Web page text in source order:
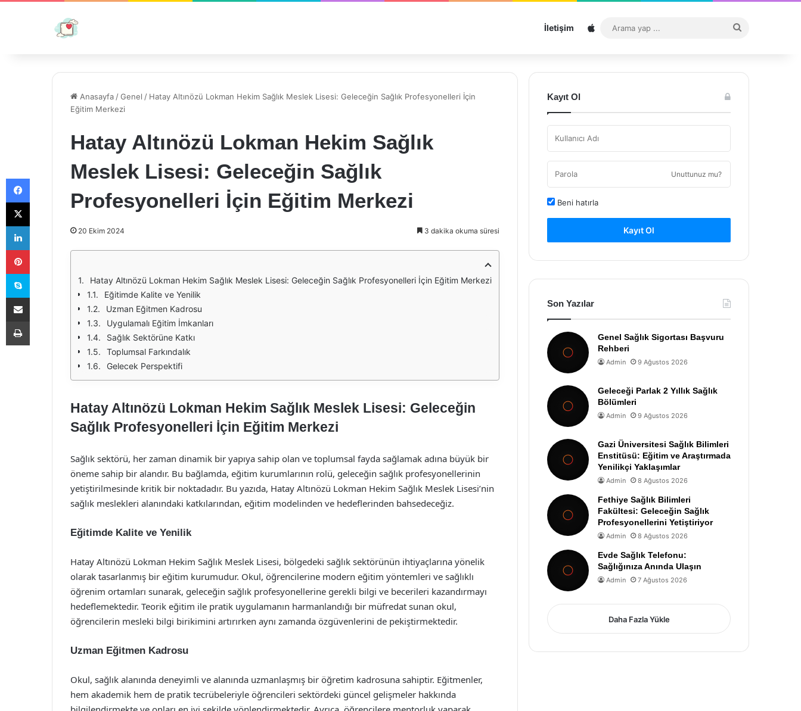
İletişim Sitemap
...
Anasayfa /Genel / Hatay Altınözü Lokman Hekim Sağlık Meslek Lisesi: Geleceğin Sağlık Profesyonelleri İçin
Eğitim Merkezi
Hatay Altınözü Lokman Hekim Sağlık
Meslek Lisesi: Geleceğin Sağlık
Profesyonelleri İçin Eğitim Merkezi
20 Ekim 2024 3 dakika okuma süresi
Hatay Altınözü Lokman Hekim Sağlık Meslek Lisesi: Geleceğin Sağlık Profesyonelleri İçin Eğitim Merkezi
Eğitimde Kalite ve Yenilik
Uzman Eğitmen Kadrosu
Uygulamalı Eğitim İmkanları
Sağlık Sektörüne Katkı
Toplumsal Farkındalık
Gelecek Perspektifi
Hatay Altınözü Lokman Hekim Sağlık Meslek Lisesi: Geleceğin
Sağlık Profesyonelleri İçin Eğitim Merkezi
Sağlık sektörü, her zaman dinamik bir yapıya sahip olan ve toplumsal fayda sağlamak adına büyük bir
öneme sahip bir alandır. Bu bağlamda, eğitim kurumlarının rolü, geleceğin sağlık profesyonellerinin
yetiştirilmesinde kritik bir noktadadır. Bu yazıda, Hatay Altınözü Lokman Hekim Sağlık Meslek Lisesi’nin
sağlık meslekleri alanındaki katkılarından, eğitim modelinden ve hedeflerinden bahsedeceğiz.
Eğitimde Kalite ve Yenilik
Hatay Altınözü Lokman Hekim Sağlık Meslek Lisesi, bölgedeki sağlık sektörünün ihtiyaçlarına yönelik
olarak tasarlanmış bir eğitim kurumudur. Okul, öğrencilerine modern eğitim yöntemleri ve sağlıklı
öğrenim ortamları sunarak, geleceğin sağlık profesyonellerine gerekli bilgi ve becerileri kazandırmayı
hedeflemektedir. Teorik eğitim ile pratik uygulamanın harmanlandığı bir müfredat sunan okul,
öğrencilerin mesleki bilgi birikimini artırırken aynı zamanda özgüvenlerini de pekiştirmektedir.
Uzman Eğitmen Kadrosu
Okul, sağlık alanında deneyimli ve alanında uzmanlaşmış bir öğretim kadrosuna sahiptir. Eğitmenler,
hem akademik hem de pratik tecrübeleriyle öğrencileri sektördeki güncel gelişmeler hakkında
Kayıt Ol
Unuttunuz mu?
Beni hatırla
Kayıt Ol
Son Yazılar
Genel Sağlık Sigortası Başvuru
Rehberi
Admin 9 Ağustos 2026
Geleceği Parlak 2 Yıllık Sağlık
Bölümleri
Admin 9 Ağustos 2026
Gazi Üniversitesi Sağlık Bilimleri
Enstitüsü: Eğitim ve Araştırmada
Yenilikçi Yaklaşımlar
Admin 8 Ağustos 2026
Fethiye Sağlık Bilimleri
Fakültesi: Geleceğin Sağlık
Profesyonellerini Yetiştiriyor
Admin 8 Ağustos 2026
Evde Sağlık Telefonu:
Sağlığınıza Anında Ulaşın
Admin 7 Ağustos 2026
Daha Fazla Yükle
Facebook
X
LinkedIn
Pinterest
Skype
E-Posta ile paylaş